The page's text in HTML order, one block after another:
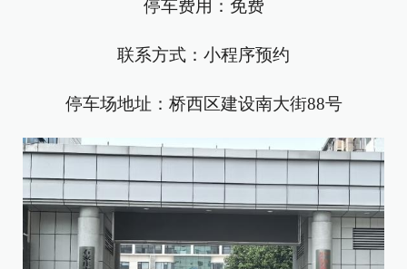
停车费用：免费
联系方式：小程序预约
停车场地址：桥西区建设南大街88号